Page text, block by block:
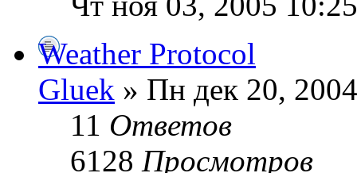
Weather Protocol
Gluek » Пн дек 20,
11 Ответов
6128 Просмотров